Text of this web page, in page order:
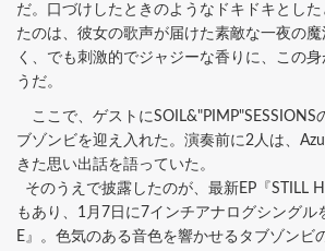
だ。口づけしたときのようなドキドキとし
たのは、彼女の歌声が届けた素敵な一夜の
く、でも刺激的でジャジーな香りに、この
うだ。
ここで、ゲストにSOIL&"PIMP"SESSIONS
ブゾンビを迎え入れた。演奏前に2人は、
きた思い出話を語っていた。
そのうえで披露したのが、最新EP『STILL
もあり、1月7日に7インチアナログシングル
E』。色気のある音色を響かせるタブゾンビ